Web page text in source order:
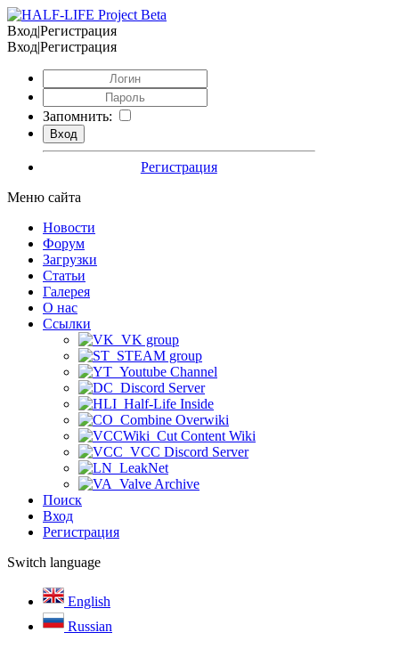
Вход|Регистрация
Вход|Регистрация
Запомнить:
Регистрация
Меню сайта
Новости
Форум
Загрузки
Статьи
Галерея
О нас
Ссылки
VK group
STEAM group
Youtube Channel
Discord Server
Half-Life Inside
Combine Overwiki
Cut Content Wiki
VCC Discord Server
LeakNet
Valve Archive
Поиск
Вход
Регистрация
Switch language
English
Russian